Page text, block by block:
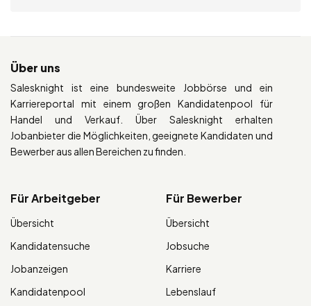
Über uns
Salesknight ist eine bundesweite Jobbörse und ein
Karriereportal mit einem großen Kandidatenpool für
Handel und Verkauf. Über Salesknight erhalten
Jobanbieter die Möglichkeiten, geeignete Kandidaten und
Bewerber aus allen Bereichen zu finden.
Für Arbeitgeber
Übersicht
Kandidatensuche
Jobanzeigen
Kandidatenpool
Für Bewerber
Übersicht
Jobsuche
Karriere
Lebenslauf